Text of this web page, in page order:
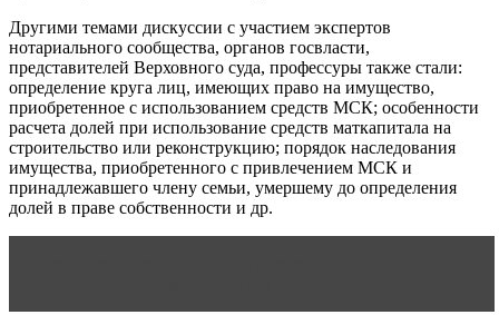
Другими темами дискуссии с участием экспертов
нотариального сообщества, органов госвласти,
представителей Верховного суда, профессуры также стали:
определение круга лиц, имеющих право на имущество,
приобретенное с использованием средств МСК; особенности
расчета долей при использование средств маткапитала на
строительство или реконструкцию; порядок наследования
имущества, приобретенного с привлечением МСК и
принадлежавшего члену семьи, умершему до определения
долей в праве собственности и др.